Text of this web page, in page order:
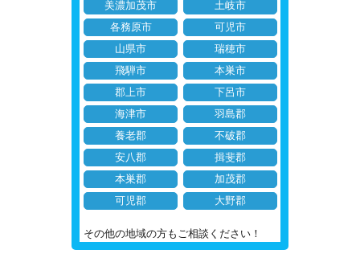
美濃加茂市
土岐市
各務原市
可児市
山県市
瑞穂市
飛騨市
本巣市
郡上市
下呂市
海津市
羽島郡
養老郡
不破郡
安八郡
揖斐郡
本巣郡
加茂郡
可児郡
大野郡
その他の地域の方もご相談ください！